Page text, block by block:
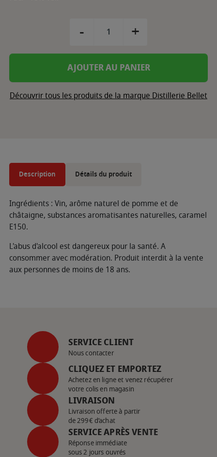
- +
AJOUTER AU PANIER
Découvrir tous les produits de la marque Distillerie Bellet
Description Détails du produit
Ingrédients : Vin, arôme naturel de pomme et de
châtaigne, substances aromatisantes naturelles, caramel
E150.
L'abus d'alcool est dangereux pour la santé. A
consommer avec modération. Produit interdit à la vente
aux personnes de moins de 18 ans.
SERVICE CLIENT
Nous contacter
CLIQUEZ ET EMPORTEZ
Achetez en ligne et venez récupérer
votre colis en magasin
LIVRAISON
Livraison offerte à partir
de 299€ d’achat
SERVICE APRÈS VENTE
Réponse immédiate
sous 2 jours ouvrés